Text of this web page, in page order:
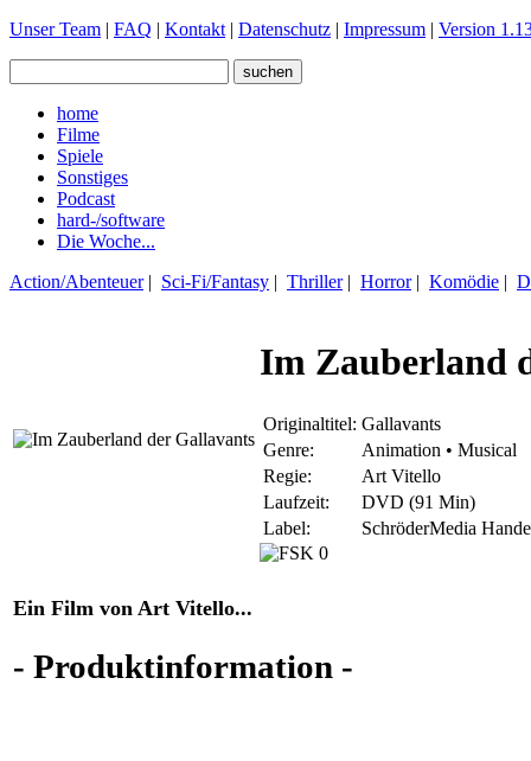
Unser Team | FAQ | Kontakt | Datenschutz | Impressum | Version
home
Filme
Spiele
Sonstiges
Podcast
hard-/software
Die Woche...
Action/Abenteuer| Sci-Fi/Fantasy | Thriller| Horror| Komödie |
Im Zauberland
Originaltitel: Gallavants
Genre:
Animation • Musical
Regie:
Art Vitello
Laufzeit:
DVD (91 Min)
Label:
SchröderMedia
Ein Film von Art Vitello...
- Produktinformation -